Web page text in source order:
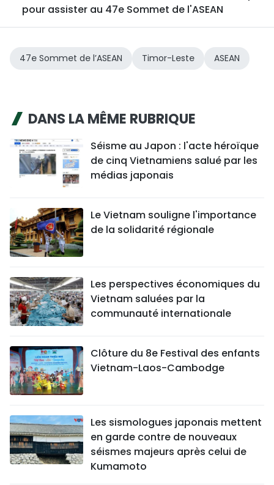
pour assister au 47e Sommet de l'ASEAN
47e Sommet de l’ASEAN Timor-Leste ASEAN
DANS LA MÊME RUBRIQUE
Séisme au Japon : l'acte héroïque
de cinq Vietnamiens salué par les
médias japonais
Le Vietnam souligne l'importance
de la solidarité régionale
Les perspectives économiques du
Vietnam saluées par la
communauté internationale
Clôture du 8e Festival des enfants
Vietnam-Laos-Cambodge
Les sismologues japonais mettent
en garde contre de nouveaux
séismes majeurs après celui de
Kumamoto